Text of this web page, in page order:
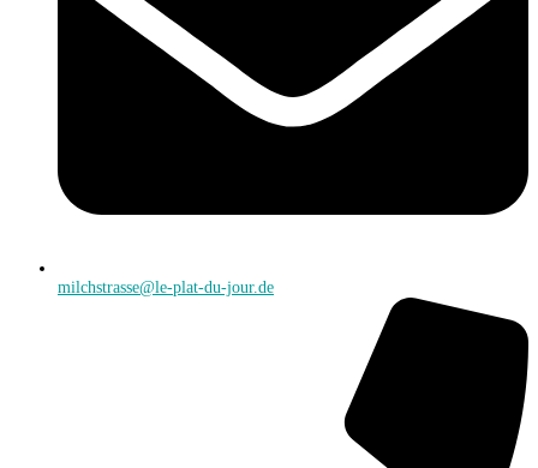
milchstrasse@le-plat-du-jour.de